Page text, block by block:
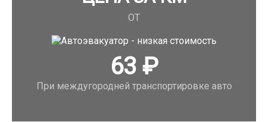
ОТ
63₽
При междугородней транспортировке авто